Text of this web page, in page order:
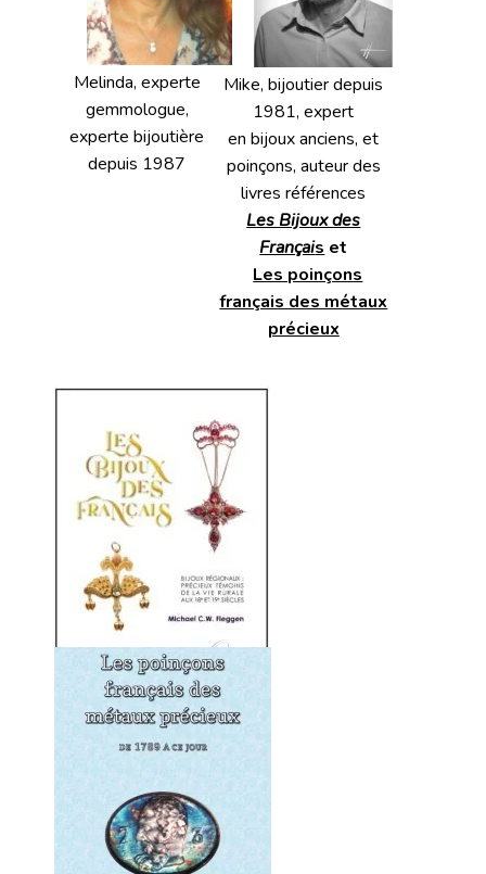
Melinda, experte
gemmologue,
experte bijoutière
depuis 1987
Mike, bijoutier depuis
1981, expert
en bijoux anciens, et
poinçons, auteur des
livres références
Les Bijoux des
Français et
Les poinçons
français des métaux
précieux